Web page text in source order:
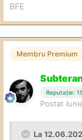
BFE
Membru Premium
Reputație:
Postat
La